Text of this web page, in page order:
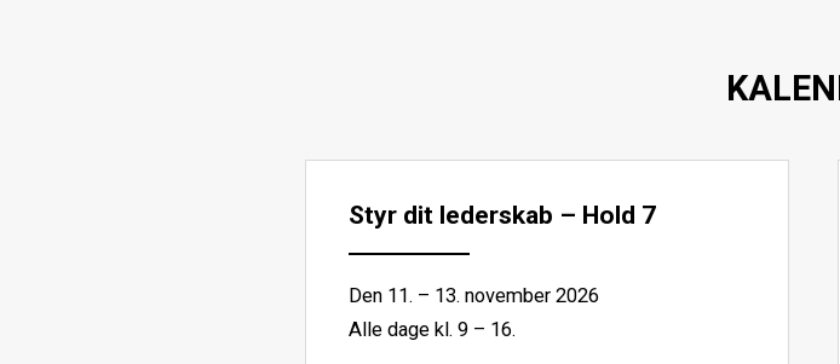
Styr dit lederskab – Hold 7
Den 11. – 13. november 2026
Alle dage kl. 9 – 16.